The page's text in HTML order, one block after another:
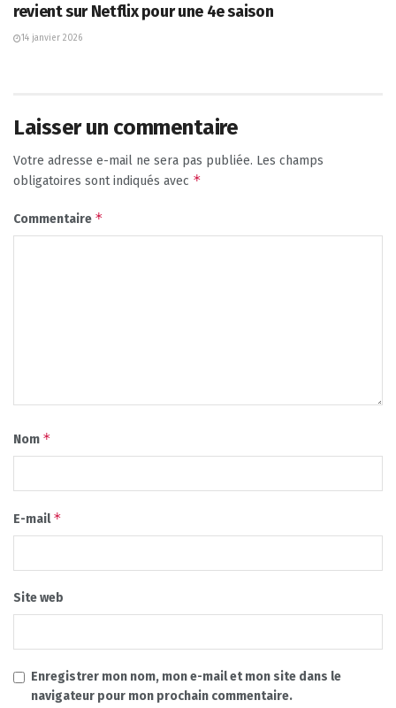
revient sur Netflix pour une 4e saison
14 janvier 2026
Laisser un commentaire
Votre adresse e-mail ne sera pas publiée. Les champs
obligatoires sont indiqués avec *
Commentaire *
Nom *
E-mail*
Site web
Enregistrer mon nom, mon e-mail et mon site dans le
navigateur pour mon prochain commentaire.